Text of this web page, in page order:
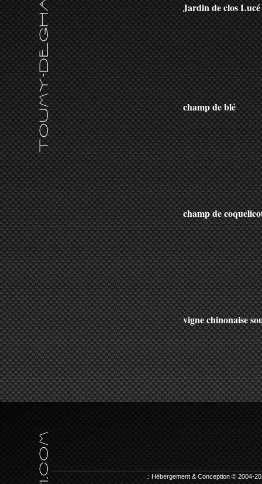
Jardin de clos Lucé
champ de blé
champ de
vigne chinonaise
.: Hébergement & Conception © 2004-